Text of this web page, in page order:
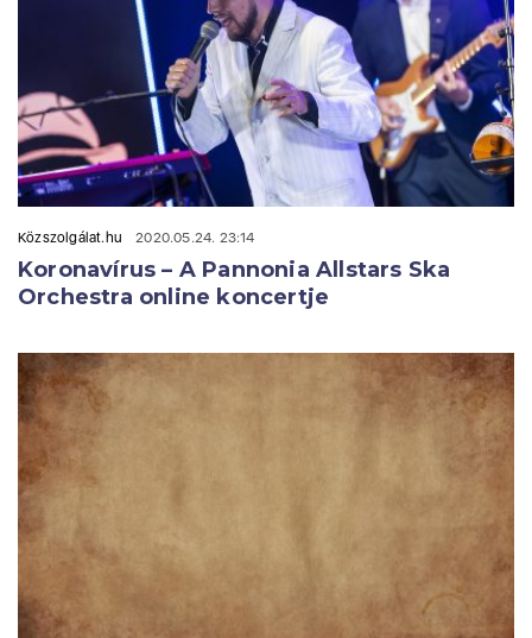
Közszolgálat.hu 2020.05.24. 23:14
Koronavírus – A Pannonia Allstars Ska
Orchestra online koncertje